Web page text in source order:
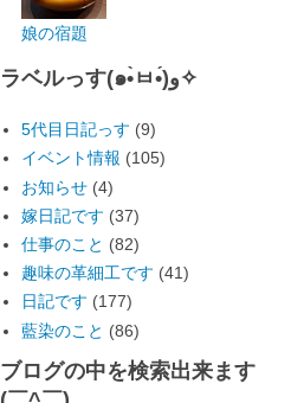
娘の宿題
ラベルっす(๑•̀ㅂ•́)و✧
5代目日記っす (9)
イベント情報 (105)
お知らせ (4)
嫁日記です (37)
仕事のこと (82)
趣味の革細工です (41)
日記です (177)
藍染のこと (86)
ブログの中を検索出来ます